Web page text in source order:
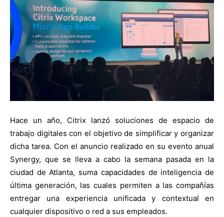
Hace un año, Citrix lanzó soluciones de espacio de
trabajo digitales con el objetivo de simplificar y organizar
dicha tarea. Con el anuncio realizado en su evento anual
Synergy, que se lleva a cabo la semana pasada en la
ciudad de Atlanta, suma capacidades de inteligencia de
última generación, las cuales permiten a las compañías
entregar una experiencia unificada y contextual en
cualquier dispositivo o red a sus empleados.